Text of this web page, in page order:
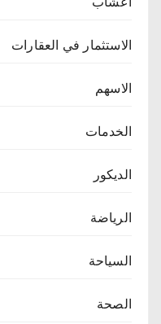
الاستثمار في العقارات
الاسهم
الخدمات
الديكور
الرياضة
السياحة
الصحة